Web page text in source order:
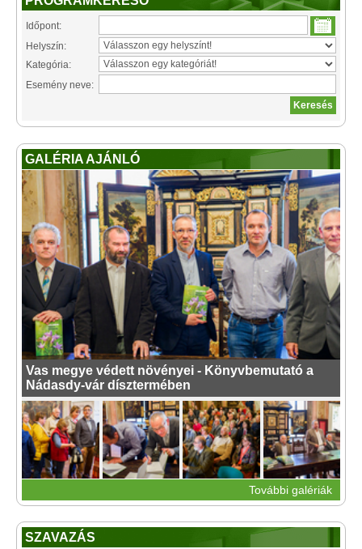
Időpont:
Helyszín:
Kategória:
Esemény neve:
GALÉRIA AJÁNLÓ
Vas megye védett növényei - Könyvbemutató a
Nádasdy-vár dísztermében
További galériák
SZAVAZÁS